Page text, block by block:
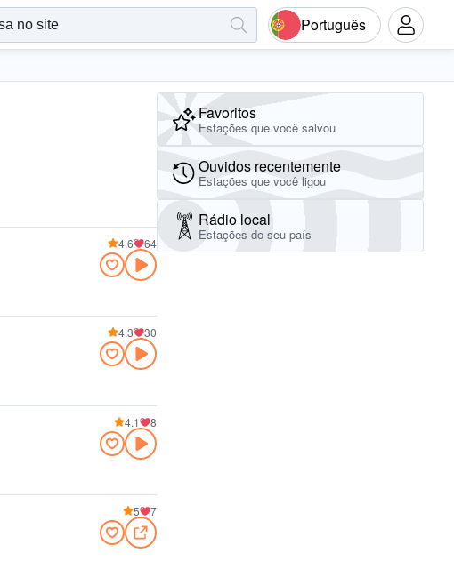
Português
4.6 64
4.3 30
4.1 8
5 7
Favoritos
Estações que você salvou
Ouvidos recentemente
Estações que você ligou
Rádio local
Estações do seu país